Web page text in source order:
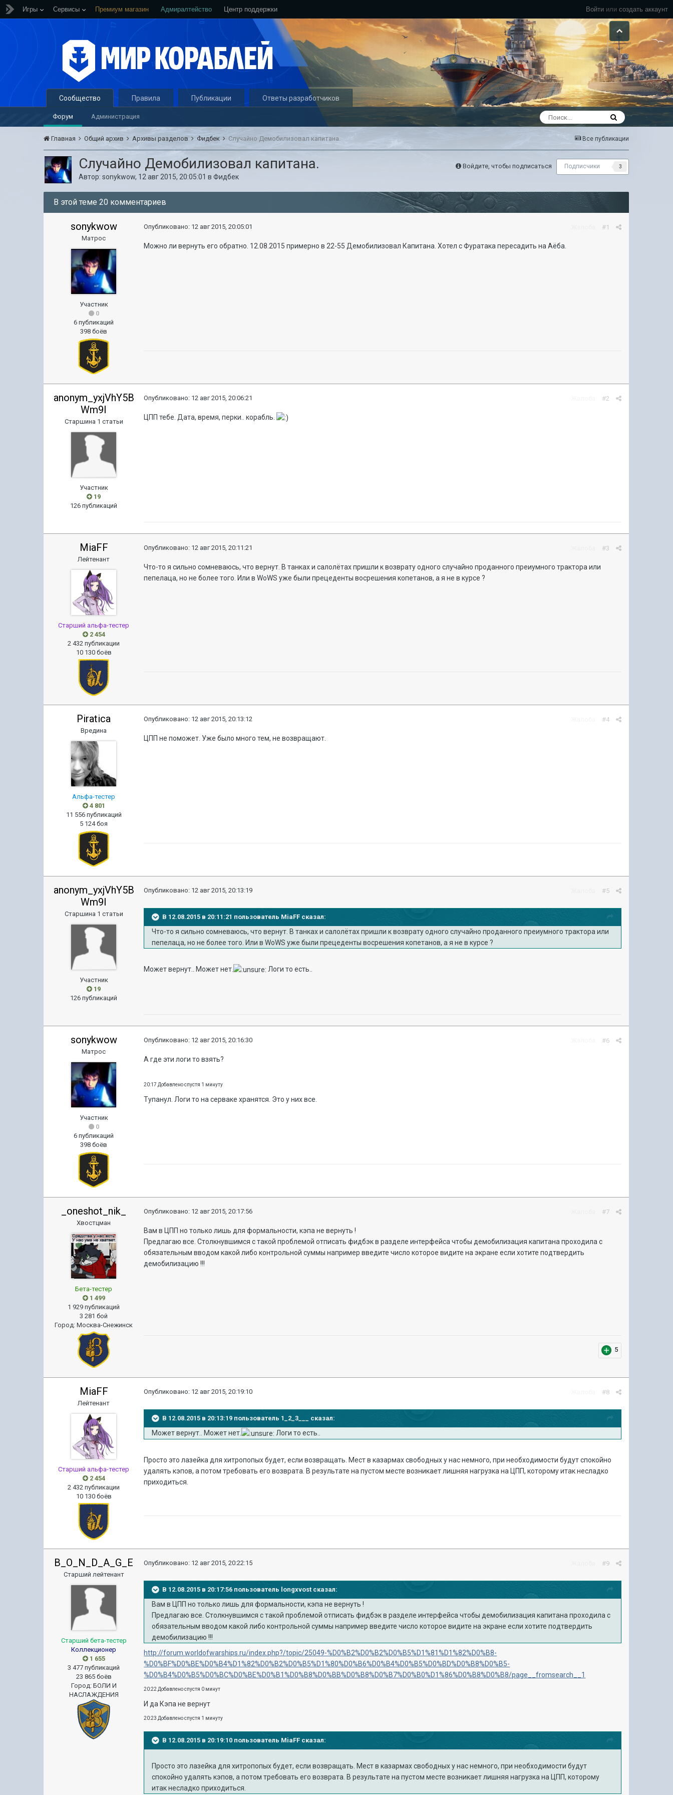
Войти или создать аккаунт
Игры Сервисы Премиум магазин Адмиралтейство Центр поддержки
Сообщество
Форум Администрация
Правила Публикации Ответы разработчиков
Все публикации
Главная Общий архив Архивы разделов Фидбек Случайно Демобилизовал капитана.
Войдите, чтобы подписаться Подписчики 3
Случайно Демобилизовал капитана.
Автор:sonykwow, 12 авг 2015, 20:05:01 вФидбек
В этой теме 20 комментариев
sonykwow
Матрос
Участник
0
6 публикаций
398 боёв
#1
Опубликовано: 12 авг 2015, 20:05:01
Можно ли вернуть его обратно. 12.08.2015 примерно в 22-55 Демобилизовал Капитана. Хотел с Фуратака пересадить на Аёба.
anonym_yxjVhY5B
Wm9I
Старшина 1 статьи
Участник
19
126 публикаций
#2
Опубликовано: 12 авг 2015, 20:06:21
ЦПП тебе. Дата, время, перки.. корабль.
MiaFF
Лейтенант
Старший альфа-тестер
2 454
2 432 публикации
10 130 боёв
#3
Опубликовано: 12 авг 2015, 20:11:21
Что-то я сильно сомневаюсь, что вернут. В танках и салолётах пришли к возврату одного случайно проданного преиумного трактора или
пепелаца, но не более того. Или в WoWS уже были прецеденты восрешения копетанов, а я не в курсе ?
Piratica
Вредина
Альфа-тестер
4 801
11 556 публикаций
5 124 боя
#4
Опубликовано: 12 авг 2015, 20:13:12
ЦПП не поможет. Уже было много тем, не возвращают.
anonym_yxjVhY5B
Wm9I
Старшина 1 статьи
Участник
19
126 публикаций
#5
Опубликовано: 12 авг 2015, 20:13:19
В 12.08.2015 в 20:11:21 пользователь MiaFF сказал:
Что-то я сильно сомневаюсь, что вернут. В танках и салолётах пришли к возврату одного случайно проданного преиумного трактора или
пепелаца, но не более того. Или в WoWS уже были прецеденты восрешения копетанов, а я не в курсе ?
Может вернут.. Может нет. Логи то есть..
sonykwow
Матрос
Участник
0
6 публикаций
398 боёв
#6
Опубликовано: 12 авг 2015, 20:16:30
А где эти логи то взять?
20:17 Добавлено спустя 1 минуту
Тупанул. Логи то на серваке хранятся. Это у них все.
_oneshot_nik_
Хвостцман
Бета-тестер
1 499
1 929 публикаций
3 281 бой
Город:Москва-Снежинск
#7
Опубликовано: 12 авг 2015, 20:17:56
Вам в ЦПП но только лишь для формальности, кэпа не вернуть !
Предлагаю все. Столкнувшимся с такой проблемой отписать фидбэк в разделе интерфейса чтобы демобилизация капитана проходила с
обязательным вводом какой либо контрольной суммы например введите число которое видите на экране если хотите подтвердить
демобилизацию !!!
5
MiaFF
Лейтенант
Старший альфа-тестер
2 454
2 432 публикации
10 130 боёв
#8
Опубликовано: 12 авг 2015, 20:19:10
В 12.08.2015 в 20:13:19 пользователь 1_2_3___ сказал:
Может вернут.. Может нет. Логи то есть..
Просто это лазейка для хитропопых будет, если возвращать. Мест в казармах свободных у нас немного, при необходимости будут спокойно
удалять кэпов, а потом требовать его возврата. В результате на пустом месте возникает лишняя нагрузка на ЦПП, которому итак несладко
приходиться.
B_O_N_D_A_G_E
Старший лейтенант
Старший бета-тестер
Коллекционер
1 655
3 477 публикаций
23 865 боёв
Город: БОЛИ И
НАСЛАЖДЕНИЯ
#9
Опубликовано: 12 авг 2015, 20:22:15
В 12.08.2015 в 20:17:56 пользователь longxvost сказал:
Вам в ЦПП но только лишь для формальности, кэпа не вернуть !
Предлагаю все. Столкнувшимся с такой проблемой отписать фидбэк в разделе интерфейса чтобы демобилизация капитана проходила с
обязательным вводом какой либо контрольной суммы например введите число которое видите на экране если хотите подтвердить
демобилизацию !!!
http://forum.worldofwarships.ru/index.php?/topic/25049-%D0%B2%D0%B2%D0%B5%D1%81%D1%82%D0%B8-
%D0%BF%D0%BE%D0%B4%D1%82%D0%B2%D0%B5%D1%80%D0%B6%D0%B4%D0%B5%D0%BD%D0%B8%D0%B5-
%D0%B4%D0%B5%D0%BC%D0%BE%D0%B1%D0%B8%D0%BB%D0%B8%D0%B7%D0%B0%D1%86%D0%B8%D0%B8/page__fromsearch__1
20:22 Добавлено спустя 0 минут
И да Кэпа не вернут
20:23 Добавлено спустя 1 минуту
В 12.08.2015 в 20:19:10 пользователь MiaFF сказал:
Просто это лазейка для хитропопых будет, если возвращать. Мест в казармах свободных у нас немного, при необходимости будут
спокойно удалять кэпов, а потом требовать его возврата. В результате на пустом месте возникает лишняя нагрузка на ЦПП, которому
итак несладко приходиться.